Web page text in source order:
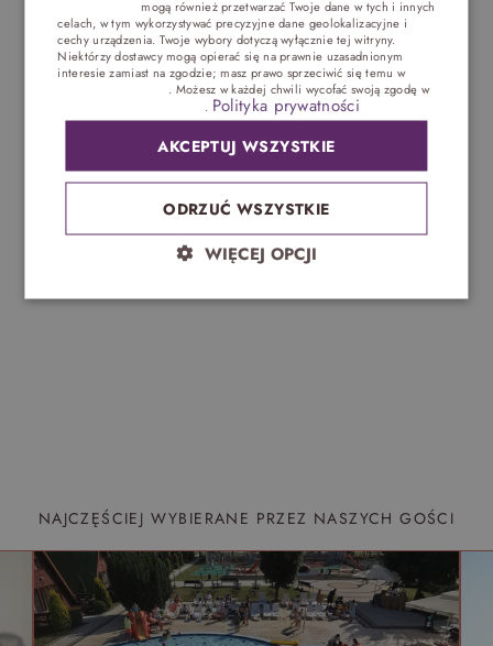
Nasz kręgosłup nieustannie pracuje. Gdy siedzimy,
nie jest to jego naturalna pozycja. Warto zadbać
więc o odpowiednią regenerację. Dobry wybór
stanowi odpoczynek dedykowany przede wszystkim
kręgosłupowi. Sześciodniowy program ZDROWY
KRĘGOSŁUP od Primavery w Jastrzębiej Górze
zapewni ulgę Twoim plecom. Jeśli organizm daje Ci
jasne sygnały, że czuje się przemęczony, nie czekaj
– pozbądź się napięcia mięśni i zmęczenia.
kręgosłupa– zapomnij o nim raz na zawsze!
Zadbaj o swoje zdrowie jak najszybciej!
NAJCZĘŚCIEJ WYBIERANE PRZEZ NASZYCH GOŚCI
GERMAN
CZECH
mogą również przetwarzać Twoje dane w tych i innych
celach, w tym wykorzystywać precyzyjne dane geolokalizacyjne i
cechy urządzenia. Twoje wybory dotyczą wyłącznie tej witryny.
Niektórzy dostawcy mogą opierać się na prawnie uzasadnionym
interesie zamiast na zgodzie; masz prawo sprzeciwić się temu w
. Możesz w każdej chwili wycofać swoją zgodę w
Polityka prywatności
AKCEPTUJ WSZYSTKIE
ODRZUĆ WSZYSTKIE
WIĘCEJ OPCJI